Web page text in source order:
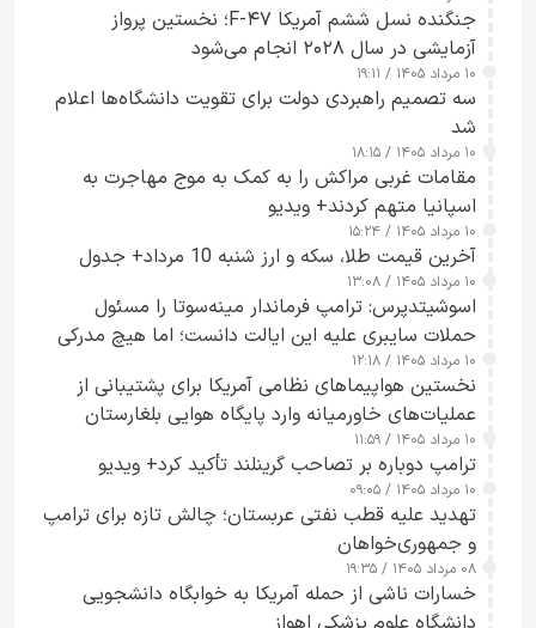
جنگنده نسل ششم آمریکا F-۴۷؛ نخستین پرواز
آزمایشی در سال ۲۰۲۸ انجام می‌شود
۱۰ مرداد ۱۴۰۵ / ۱۹:۱۱
سه تصمیم راهبردی دولت برای تقویت دانشگاه‌ها اعلام
شد
۱۰ مرداد ۱۴۰۵ / ۱۸:۱۵
مقامات غربی مراکش را به کمک به موج مهاجرت به
اسپانیا متهم کردند+ ویدیو
۱۰ مرداد ۱۴۰۵ / ۱۵:۲۴
آخرین قیمت طلا، سکه و ارز شنبه 10 مرداد+ جدول
۱۰ مرداد ۱۴۰۵ / ۱۳:۰۸
اسوشیتدپرس: ترامپ فرماندار مینه‌سوتا را مسئول
حملات سایبری علیه این ایالت دانست؛ اما هیچ مدرکی
ارائه نکرد
۱۰ مرداد ۱۴۰۵ / ۱۲:۱۸
نخستین هواپیماهای نظامی آمریکا برای پشتیبانی از
عملیات‌های خاورمیانه وارد پایگاه هوایی بلغارستان
شدند
۱۰ مرداد ۱۴۰۵ / ۱۱:۵۹
ترامپ دوباره بر تصاحب گرینلند تأکید کرد+ ویدیو
۱۰ مرداد ۱۴۰۵ / ۰۹:۰۵
تهدید علیه قطب نفتی عربستان؛ چالش تازه برای ترامپ
و جمهوری‌خواهان
۰۸ مرداد ۱۴۰۵ / ۱۹:۳۵
خسارات ناشی از حمله آمریکا به خوابگاه دانشجویی